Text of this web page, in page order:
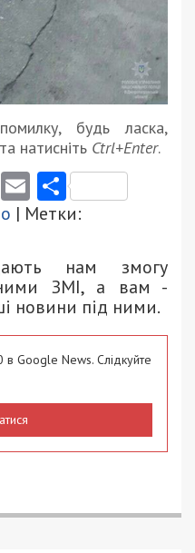
будь ласка,
натисніть Ctrl+Enter.
ViberEmail
| Метки:
нам змогу
ЗМІ, а вам -
новини під ними.
Google News. Слідкуйте